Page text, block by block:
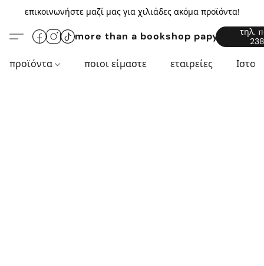
επικοινωνήστε μαζί μας για χιλιάδες ακόμα προϊόντα!
more than a bookshop
τηλ.
προϊόντα ποιοι είμαστε εταιρείες